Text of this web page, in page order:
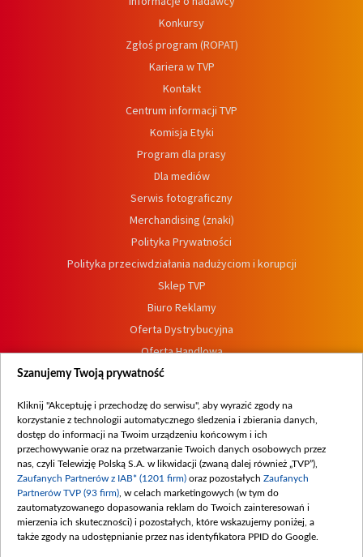
Konkursy
Zgłoś program (ROPAT)
Kariera w TVP
Kontakt
Centrum informacji TVP
Komisja Etyki
Program dla prasy
Dla mediów
Serwis fotograficzny
Merchandising (znaki)
Polityka Prywatności
Polityka przeciwdziałania nadużyciom i korupcji
Sklep TVP
Biuro Reklamy
Oferta Dystrybucyjna
Oferta Handlowa
Dostępność
Procedura zgłoszeń wewnętrznych
Szanujemy Twoją prywatność
Kliknij "Akceptuję i przechodzę do serwisu", aby wyrazić zgody na
korzystanie z technologii automatycznego śledzenia i zbierania danych,
dostęp do informacji na Twoim urządzeniu końcowym i ich
przechowywanie oraz na przetwarzanie Twoich danych osobowych przez
nas, czyli Telewizję Polską S.A. w likwidacji (zwaną dalej również „TVP”),
Zaufanych Partnerów z IAB* (1201 firm) oraz pozostałych Zaufanych
Partnerów TVP (93 firm) , w celach marketingowych (w tym do
zautomatyzowanego dopasowania reklam do Twoich zainteresowań i
mierzenia ich skuteczności) i pozostałych, które wskazujemy poniżej, a
także zgody na udostępnianie przez nas identyfikatora PPID do Google.